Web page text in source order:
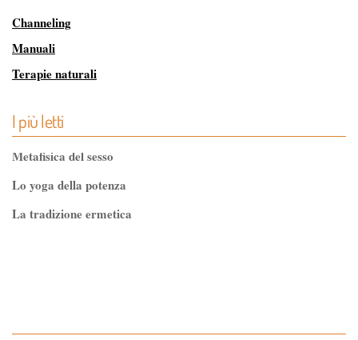
Channeling
Manuali
Terapie naturali
I più letti
Metafisica del sesso
Lo yoga della potenza
La tradizione ermetica